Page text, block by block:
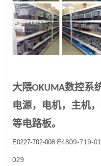
大隈OKUMA数控
电源，电机，主机
等电路板。
E0227-702-008 E4809-719-
029